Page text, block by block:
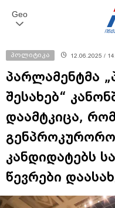
Geo
პოლიტიკა 12.06.2025 /
პარლამენტმა
შესახებ“
დაამტკიცა,
კანდიდატებს
წევრები